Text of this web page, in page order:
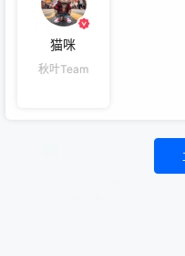
猫咪
秋叶Team